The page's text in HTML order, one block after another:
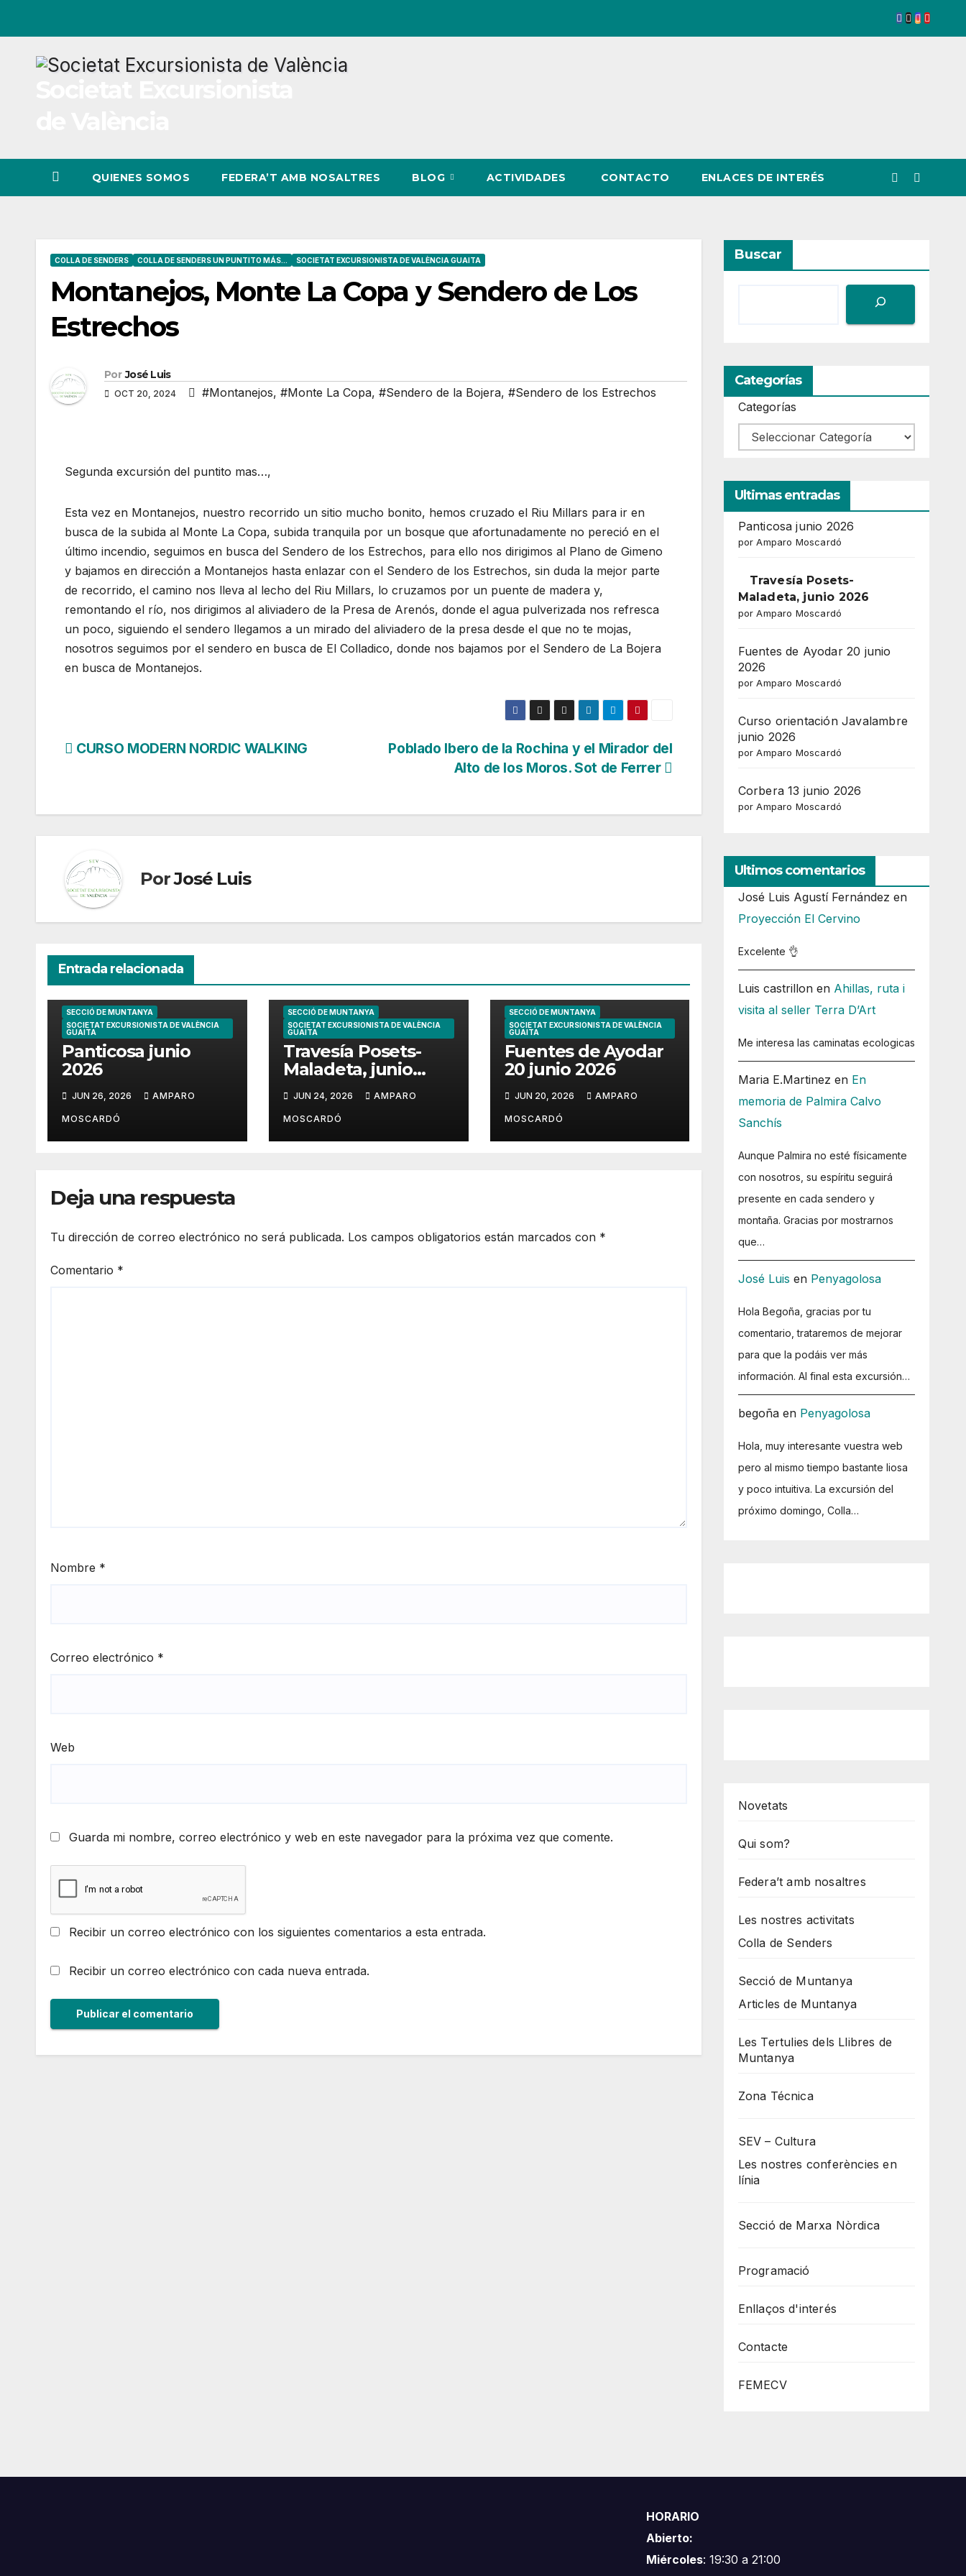
contenido
QUIENES SOMOS FEDERA’T AMB NOSALTRES BLOG ACTIVIDADES CONTACTO ENLACES DE INTERÉS
COLLA DE SENDERS COLLA DE SENDERS UN PUNTITO MÁS... SOCIETAT EXCURSIONISTA DE VALÈNCIA GUAITA
Montanejos, Monte La Copa y Sendero de Los
Estrechos
Por José Luis
OCT 20, 2024 #Montanejos, #Monte La Copa, #Sendero de la Bojera, #Sendero de los Estrechos
Segunda excursión del puntito mas…,
Esta vez en Montanejos, nuestro recorrido un sitio mucho bonito, hemos cruzado el Riu Millars para ir en
busca de la subida al Monte La Copa, subida tranquila por un bosque que afortunadamente no pereció en el
último incendio, seguimos en busca del Sendero de los Estrechos, para ello nos dirigimos al Plano de Gimeno
y bajamos en dirección a Montanejos hasta enlazar con el Sendero de los Estrechos, sin duda la mejor parte
de recorrido, el camino nos lleva al lecho del Riu Millars, lo cruzamos por un puente de madera y,
remontando el río, nos dirigimos al aliviadero de la Presa de Arenós, donde el agua pulverizada nos refresca
un poco, siguiendo el sendero llegamos a un mirado del aliviadero de la presa desde el que no te mojas,
nosotros seguimos por el sendero en busca de El Colladico, donde nos bajamos por el Sendero de La Bojera
en busca de Montanejos.
Navegación
entradas
Poblado Ibero de la Rochina y el Mirador del
Alto de los Moros. Sot de Ferrer
CURSO MODERN NORDIC WALKING
PorJosé Luis
Entrada relacionada
SECCIÓ DE MUNTANYA
SOCIETAT EXCURSIONISTA DE VALÈNCIA
GUAITA
Panticosa junio
2026
JUN 26, 2026 AMPARO
MOSCARDÓ
SECCIÓ DE MUNTANYA
SOCIETAT EXCURSIONISTA DE VALÈNCIA
GUAITA
Travesía Posets-
Maladeta, junio
JUN 24, 2026 AMPARO
MOSCARDÓ
SECCIÓ DE MUNTANYA
SOCIETAT EXCURSIONISTA DE VALÈNCIA
GUAITA
Fuentes de Ayodar
20 junio 2026
JUN 20, 2026 AMPARO
MOSCARDÓ
Deja una respuesta
Tu dirección de correo electrónico no será publicada. Los campos obligatorios están marcados con *
Comentario *
Nombre *
Correo electrónico *
Web
Guarda mi nombre, correo electrónico y web en este navegador para la próxima vez que comente.
Recibir un correo electrónico con los siguientes comentarios a esta entrada.
Recibir un correo electrónico con cada nueva entrada.
Buscar
Categorías
Categorías
Ultimas entradas
Panticosa junio 2026
por Amparo Moscardó
Travesía Posets-
Maladeta, junio 2026
por Amparo Moscardó
Fuentes de Ayodar 20 junio
2026
por Amparo Moscardó
Curso orientación Javalambre
junio 2026
por Amparo Moscardó
Corbera 13 junio 2026
por Amparo Moscardó
Ultimos comentarios
José Luis Agustí Fernández en
Proyección El Cervino
Excelente 👌
Luis castrillonen Ahillas, ruta i
visita al seller Terra D’Art
Me interesa las caminatas ecologicas
Maria E.Martinez en En
memoria de Palmira Calvo
Sanchís
Aunque Palmira no esté físicamente
con nosotros, su espíritu seguirá
presente en cada sendero y
montaña. Gracias por mostrarnos
que…
José Luis en Penyagolosa
Hola Begoña, gracias por tu
comentario, trataremos de mejorar
para que la podáis ver más
información. Al final esta excursión…
begoñaen Penyagolosa
Hola, muy interesante vuestra web
pero al mismo tiempo bastante liosa
y poco intuitiva. La excursión del
próximo domingo, Colla…
Novetats
Qui som?
Federa’t amb nosaltres
Les nostres activitats
Colla de Senders
Secció de Muntanya
Articles de Muntanya
Les Tertulies dels Llibres de
Muntanya
Zona Técnica
SEV – Cultura
Les nostres conferències en
línia
Secció de Marxa Nòrdica
Programació
Enllaços d'interés
Contacte
FEMECV
HORARIO
Abierto:
Miércoles: 19:30 a 21:00